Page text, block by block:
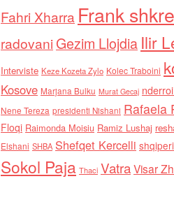
Fahri Xharra Frank
radovaniGezim Llojdia Ilir
Interviste Keze Kozeta Zylo Kolec Traboini
Kosove Marjana Bulku Murat Gecaj
Nene Tereza presidenti Nishani Rafaela
Floqi Raimonda Moisiu Ramiz Lushaj
Elshani SHBA Shefqet Kercelli
Sokol Paja Thaci VatraVisar